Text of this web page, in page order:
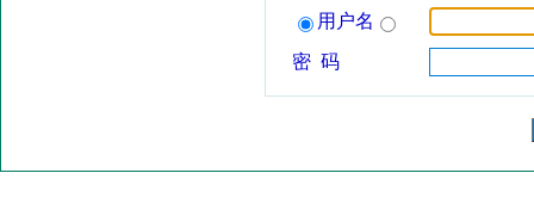
用户名
密 码